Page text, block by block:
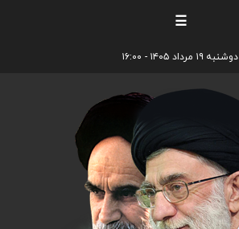
☰
دوشنبه ۱۹ مرداد ۱۴۰۵ - ۱۶:۰۰